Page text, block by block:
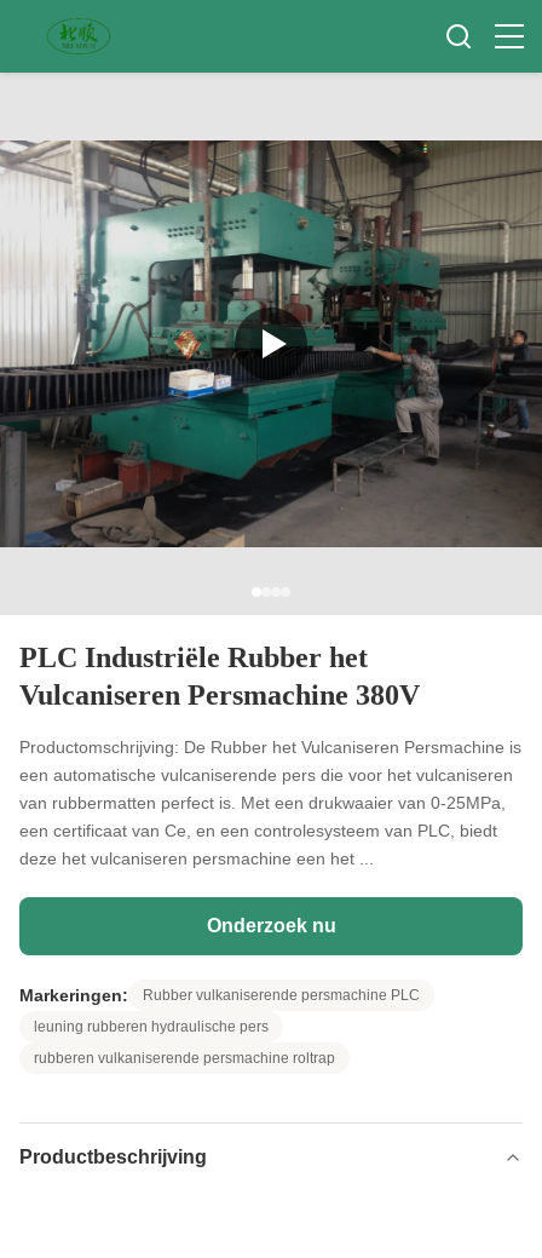
PLC Industriële Rubber het
Vulcaniseren Persmachine 380V
Productomschrijving: De Rubber het Vulcaniseren Persmachine is
een automatische vulcaniserende pers die voor het vulcaniseren
van rubbermatten perfect is. Met een drukwaaier van 0-25MPa,
een certificaat van Ce, en een controlesysteem van PLC, biedt
deze het vulcaniseren persmachine een het ...
Onderzoek nu
Markeringen:
Rubber vulkaniserende persmachine PLC
leuning rubberen hydraulische pers
rubberen vulkaniserende persmachine roltrap
Productbeschrijving